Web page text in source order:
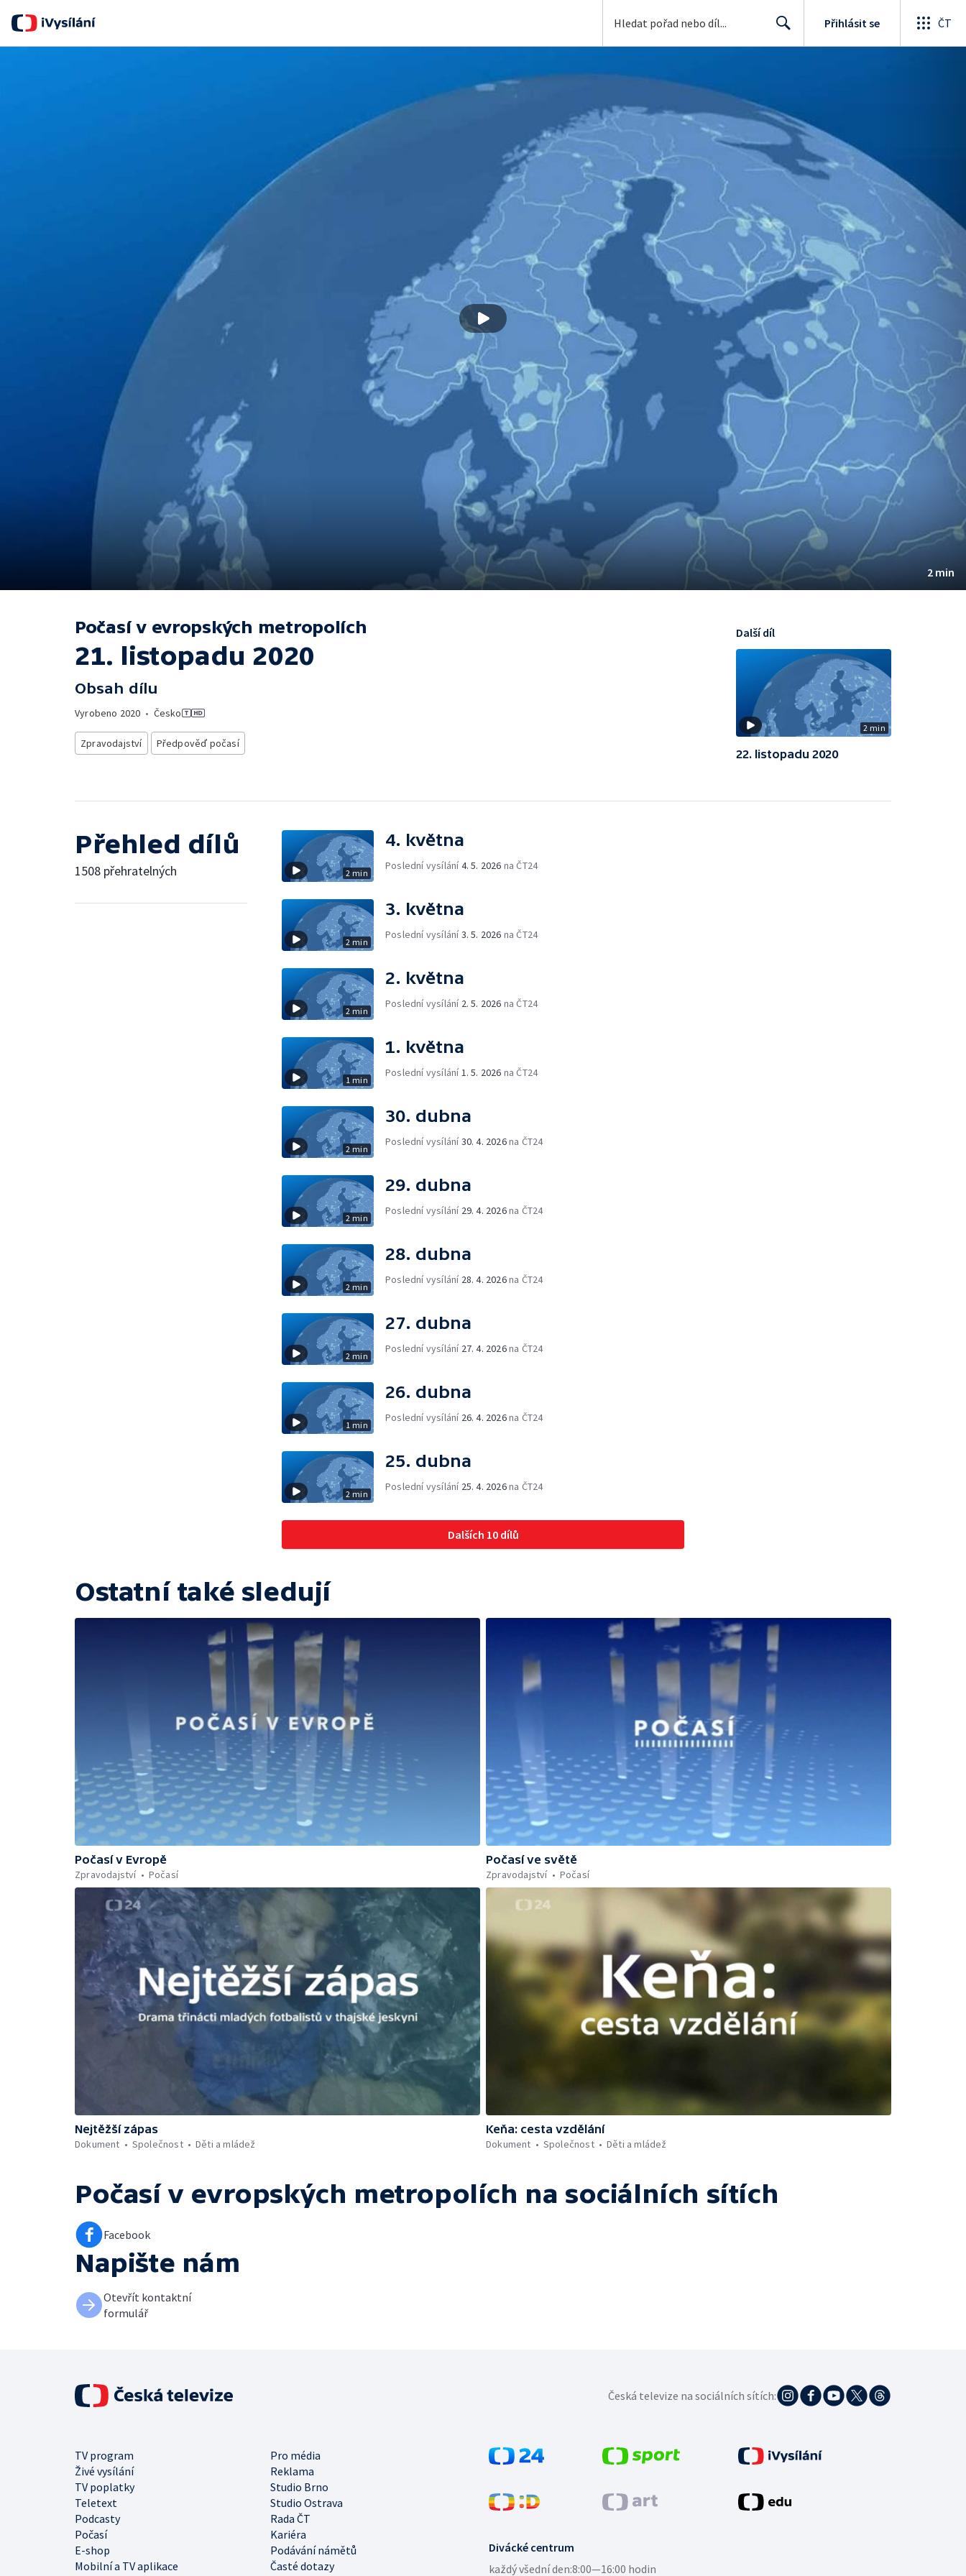
Přihlásit se ČT
2 min
Počasí v evropských metropolích
21. listopadu 2020
Obsah dílu
Vyrobeno 2020 • Česko
Zpravodajství Předpověď počasí
2 min
Další díl
22. listopadu 2020
Přehled dílů
1508 přehratelných 2 min
4. května
Poslední vysílání4. 5. 2026 na ČT24
2 min
3. května
Poslední vysílání3. 5. 2026 na ČT24
2 min
2. května
Poslední vysílání 2. 5. 2026 na ČT24
1 min
1. května
Poslední vysílání 1. 5. 2026 na ČT24
2 min
30. dubna
Poslední vysílání30. 4. 2026na ČT24
2 min
29. dubna
Poslední vysílání 29. 4. 2026na ČT24
2 min
28. dubna
Poslední vysílání 28. 4. 2026na ČT24
2 min
27. dubna
Poslední vysílání 27. 4. 2026na ČT24
1 min
26. dubna
Poslední vysílání 26. 4. 2026na ČT24
2 min
25. dubna
Poslední vysílání 25. 4. 2026na ČT24
Dalších 10 dílů
Ostatní také sledují
Počasí v Evropě
Zpravodajství
Počasí
Počasí ve světě
Zpravodajství
Počasí
Nejtěžší zápas
Dokument
Společnost Děti a mládež
Keňa: cesta vzdělání
Dokument
Společnost Děti a mládež
Počasí v evropských metropolích na sociálních sítích
Facebook
Napište nám
Otevřít kontaktní
formulář
Divácké centrum
každý všední den:8:00—16:00 hodin
TV program
Pro média
Živé vysílání
Reklama
TV poplatky
Studio Brno
Teletext
Studio Ostrava
Podcasty
Rada ČT
Počasí
Kariéra
E-shop
Podávání námětů
Mobilní a TV aplikace
Časté dotazy
Česká televize na sociálních sítích: